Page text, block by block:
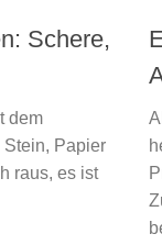
Schere,
dem
Papier
raus, es ist